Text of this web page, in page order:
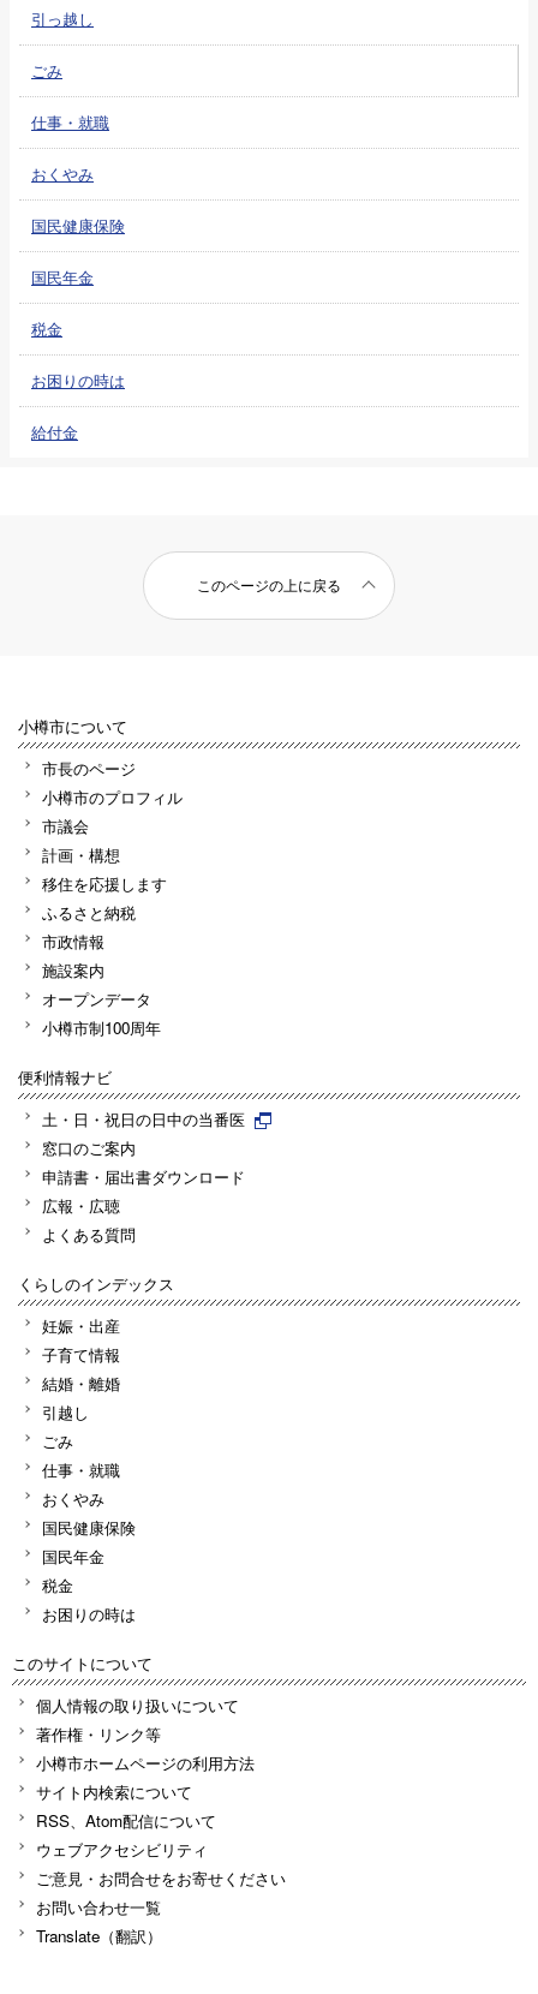
引っ越し
ごみ
仕事・就職
おくやみ
国民健康保険
国民年金
税金
お困りの時は
給付金
このページの上に戻る
小樽市について
市長のページ
小樽市のプロフィル
市議会
計画・構想
移住を応援します
ふるさと納税
市政情報
施設案内
オープンデータ
小樽市制100周年
便利情報ナビ
土・日・祝日の日中の当番医
窓口のご案内
申請書・届出書ダウンロード
広報・広聴
よくある質問
くらしのインデックス
妊娠・出産
子育て情報
結婚・離婚
引越し
ごみ
仕事・就職
おくやみ
国民健康保険
国民年金
税金
お困りの時は
このサイトについて
個人情報の取り扱いについて
著作権・リンク等
小樽市ホームページの利用方法
サイト内検索について
RSS、Atom配信について
ウェブアクセシビリティ
ご意見・お問合せをお寄せください
お問い合わせ一覧
Translate（翻訳）